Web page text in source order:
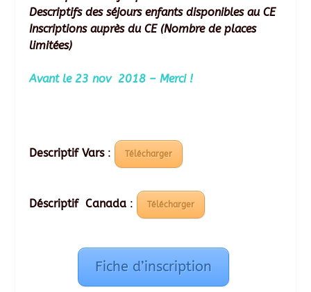
Descriptifs des séjours enfants disponibles au CE
Inscriptions auprès du CE (Nombre de places
limitées)
Avant le 23 nov 2018 – Merci !
Descriptif Vars: Télécharger
Déscriptif Canada : Télécharger
Fiche d’inscription